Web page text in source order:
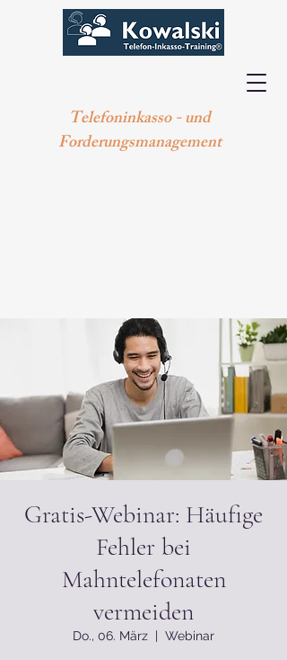
Telefoninkasso - und
Forderungsmanagement
Gratis-Webinar: Häufige
Fehler bei
Mahntelefonaten
vermeiden
Do., 06. März
  |
Webinar